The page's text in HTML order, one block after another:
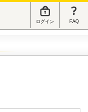
ログイン FAQ